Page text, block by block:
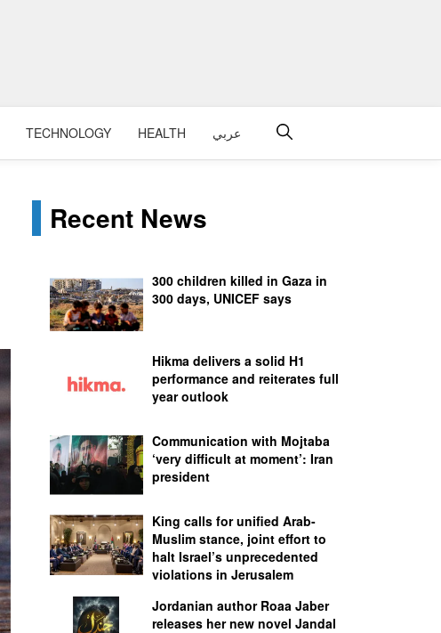
TECHNOLOGY HEALTH عربي
Recent News
300 children killed in Gaza in
300 days, UNICEF says
Hikma delivers a solid H1
performance and reiterates full
year outlook
Communication with Mojtaba
‘very difficult at moment’: Iran
president
King calls for unified Arab-
Muslim stance, joint effort to
halt Israel’s unprecedented
violations in Jerusalem
Jordanian author Roaa Jaber
releases her new novel Jandal